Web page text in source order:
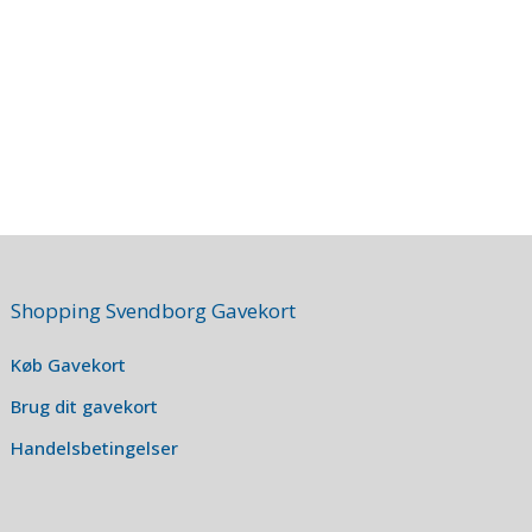
Shopping Svendborg Gavekort
Køb Gavekort
Brug dit gavekort
Handelsbetingelser